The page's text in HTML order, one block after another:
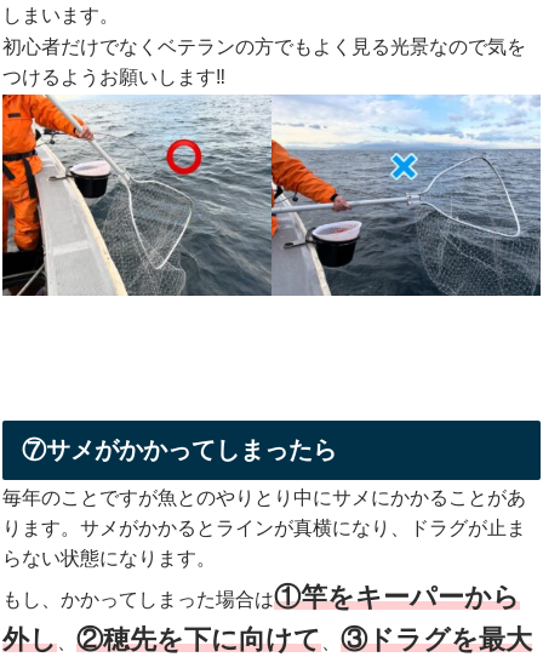
しまいます。
初心者だけでなくベテランの方でもよく見る光景なので気を
つけるようお願いします‼️
⑦サメがかかってしまったら
毎年のことですが魚とのやりとり中にサメにかかることがあ
ります。サメがかかるとラインが真横になり、ドラグが止ま
らない状態になります。
もし、かかってしまった場合は①竿をキーパーから
外し 、②穂先を下に向けて 、③ドラグを最大